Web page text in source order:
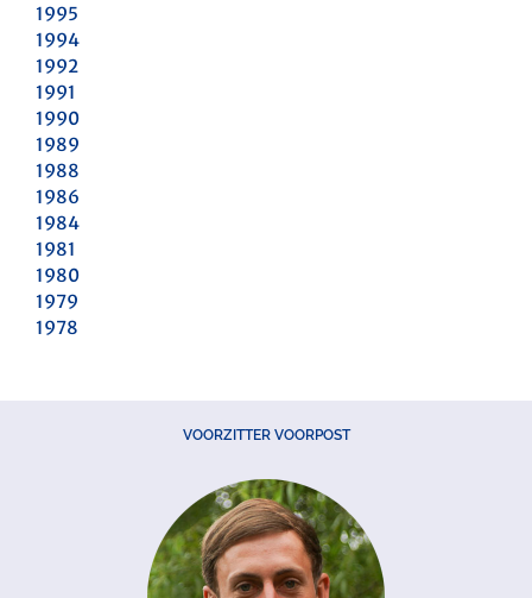
1995
1994
1992
1991
1990
1989
1988
1986
1984
1981
1980
1979
1978
VOORZITTER VOORPOST